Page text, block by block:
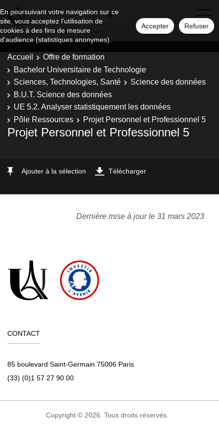
En poursuivant votre navigation sur ce
site, vous acceptez l'utilisation de
cookies à des fins de mesure
d'audience (statistiques anonymes).
Accepter Refuser
Accueil
Offre de formation
Bachelor Universitaire de Technologie
Sciences, Technologies, Santé
Science des données
B.U.T. Science des données
UE 5.2. Analyser statistiquement les données
Pôle Ressources
Projet Personnel et Professionnel 5
Projet Personnel et Professionnel 5
Ajouter à la sélection Télécharger
Dernière mise à jour le 31 mars 2023
CONTACT
85 boulevard Saint-Germain 75006 Paris
(33) (0)1 57 27 90 00
Copyright © 2026. Tous droits réservés.